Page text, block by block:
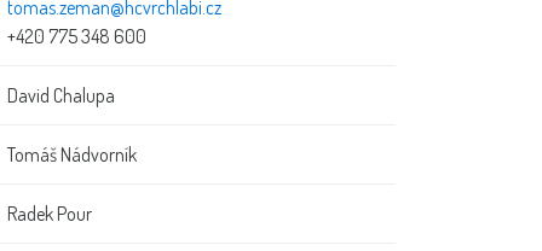
tomas.zeman@hcvrchlabi.cz
+420 775 348 600
David Chalupa
Tomáš Nádvorník
Radek Pour